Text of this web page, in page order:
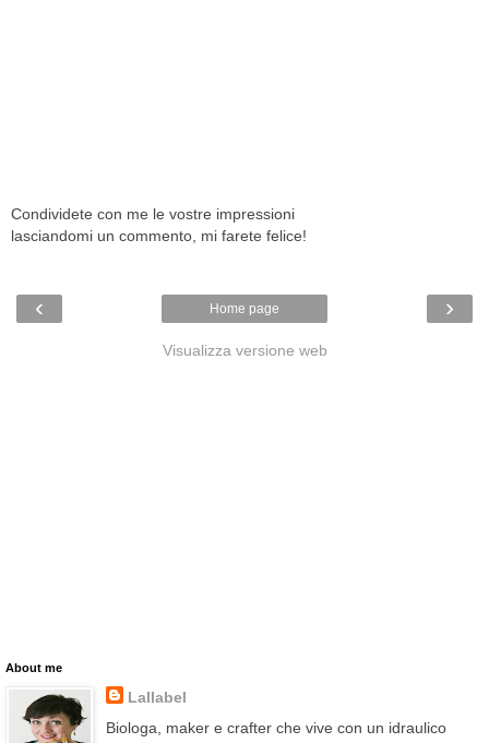
Condividete con me le vostre impressioni
lasciandomi un commento, mi farete felice!
‹ ›
Home page
Visualizza versione web
About me
Lallabel
Biologa, maker e crafter che vive con un idraulico